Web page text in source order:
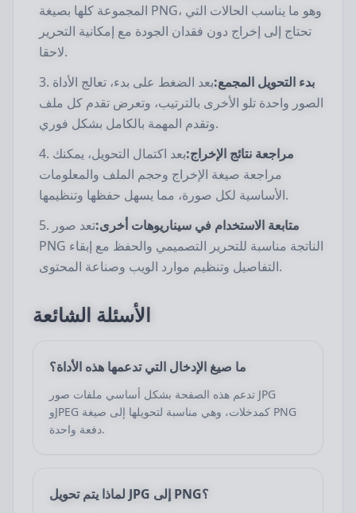
المجموعة كلها بصيغة PNG، وهو ما يناسب الحالات التي
تحتاج إلى إخراج دون فقدان الجودة مع إمكانية التحرير
لاحقا.
بدء التحويل المجمع:بعد الضغط على بدء، تعالج الأداة
الصور واحدة تلو الأخرى بالترتيب، وتعرض تقدم كل ملف
وتقدم المهمة بالكامل بشكل فوري.
مراجعة نتائج الإخراج:بعد اكتمال التحويل، يمكنك
مراجعة صيغة الإخراج وحجم الملف والمعلومات
الأساسية لكل صورة، مما يسهل حفظها وتنظيمها.
متابعة الاستخدام في سيناريوهات أخرى:تعد صور
PNG الناتجة مناسبة للتحرير التصميمي والحفظ مع إبقاء
التفاصيل وتنظيم موارد الويب وصناعة المحتوى.
الأسئلة الشائعة
ما صيغ الإدخال التي تدعمها هذه الأداة؟
تدعم هذه الصفحة بشكل أساسي ملفات صور JPG
وJPEG كمدخلات، وهي مناسبة لتحويلها إلى صيغة PNG
دفعة واحدة.
لماذا يتم تحويل JPG إلى PNG؟